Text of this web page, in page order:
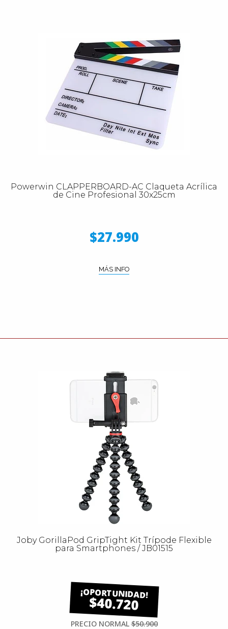
Powerwin CLAPPERBOARD-AC Claqueta Acrílica
de Cine Profesional 30x25cm
$27.990
MÁS INFO
Joby GorillaPod GripTight Kit Trípode Flexible
para Smartphones / JB01515
$40.720
PRECIO NORMAL$50.900